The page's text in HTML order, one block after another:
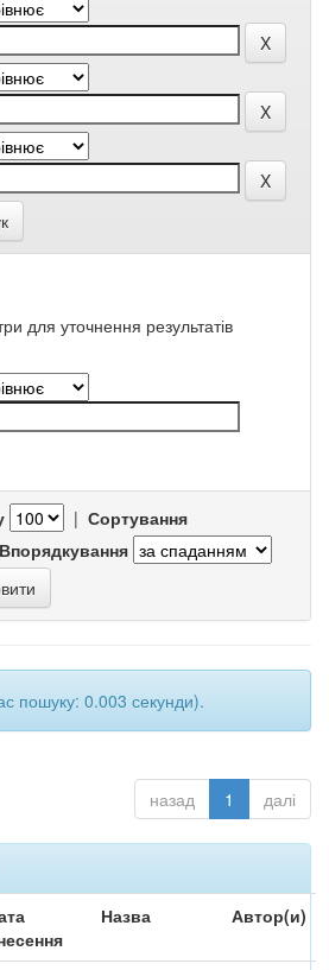
для уточнення результатів
| Сортування
Впорядкування
пошуку: 0.003 секунди).
назад 1 далі
Назва Автор(и)